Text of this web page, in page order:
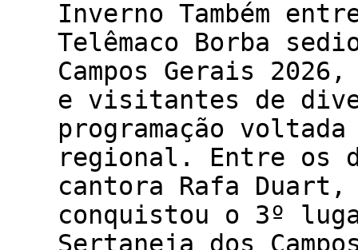
Inverno Também
Telêmaco Borba
Campos Gerais
e visitantes de
programação
regional. Entre os
cantora Rafa Duart,
conquistou o 3º
Sertaneja dos